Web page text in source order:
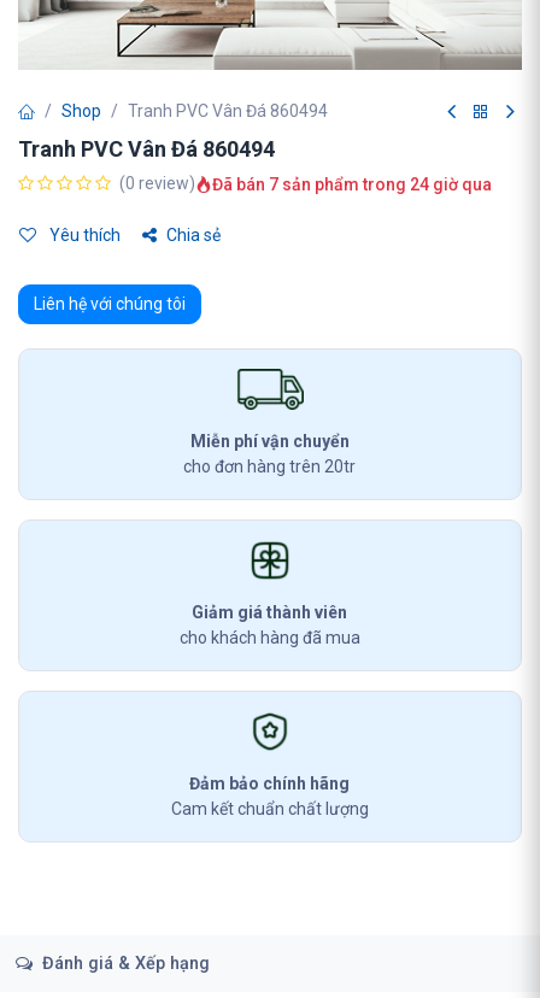
Shop Tranh PVC Vân Đá 860494
Tranh PVC Vân Đá 860494
(0 review) Đã bán 7 sản phẩm trong 24 giờ qua
Yêu thích Chia sẻ
Liên hệ với chúng tôi
Miễn phí vận chuyển
cho đơn hàng trên 20tr
Giảm giá thành viên
cho khách hàng đã mua
Đảm bảo chính hãng
Cam kết chuẩn chất lượng
Đánh giá & Xếp hạng